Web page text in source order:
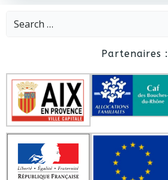
Search
Partenaires :